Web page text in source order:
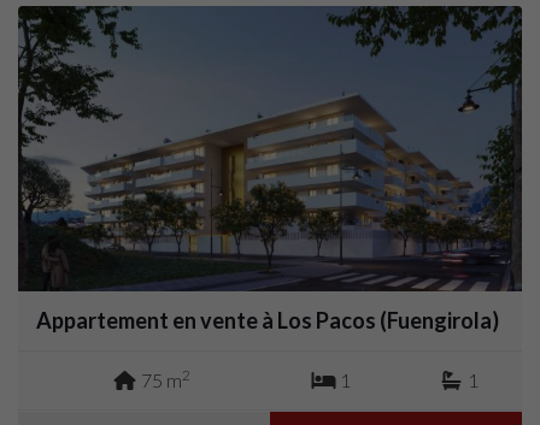
Appartement en vente à Los Pacos (Fuengirola)
75 m2 1 1